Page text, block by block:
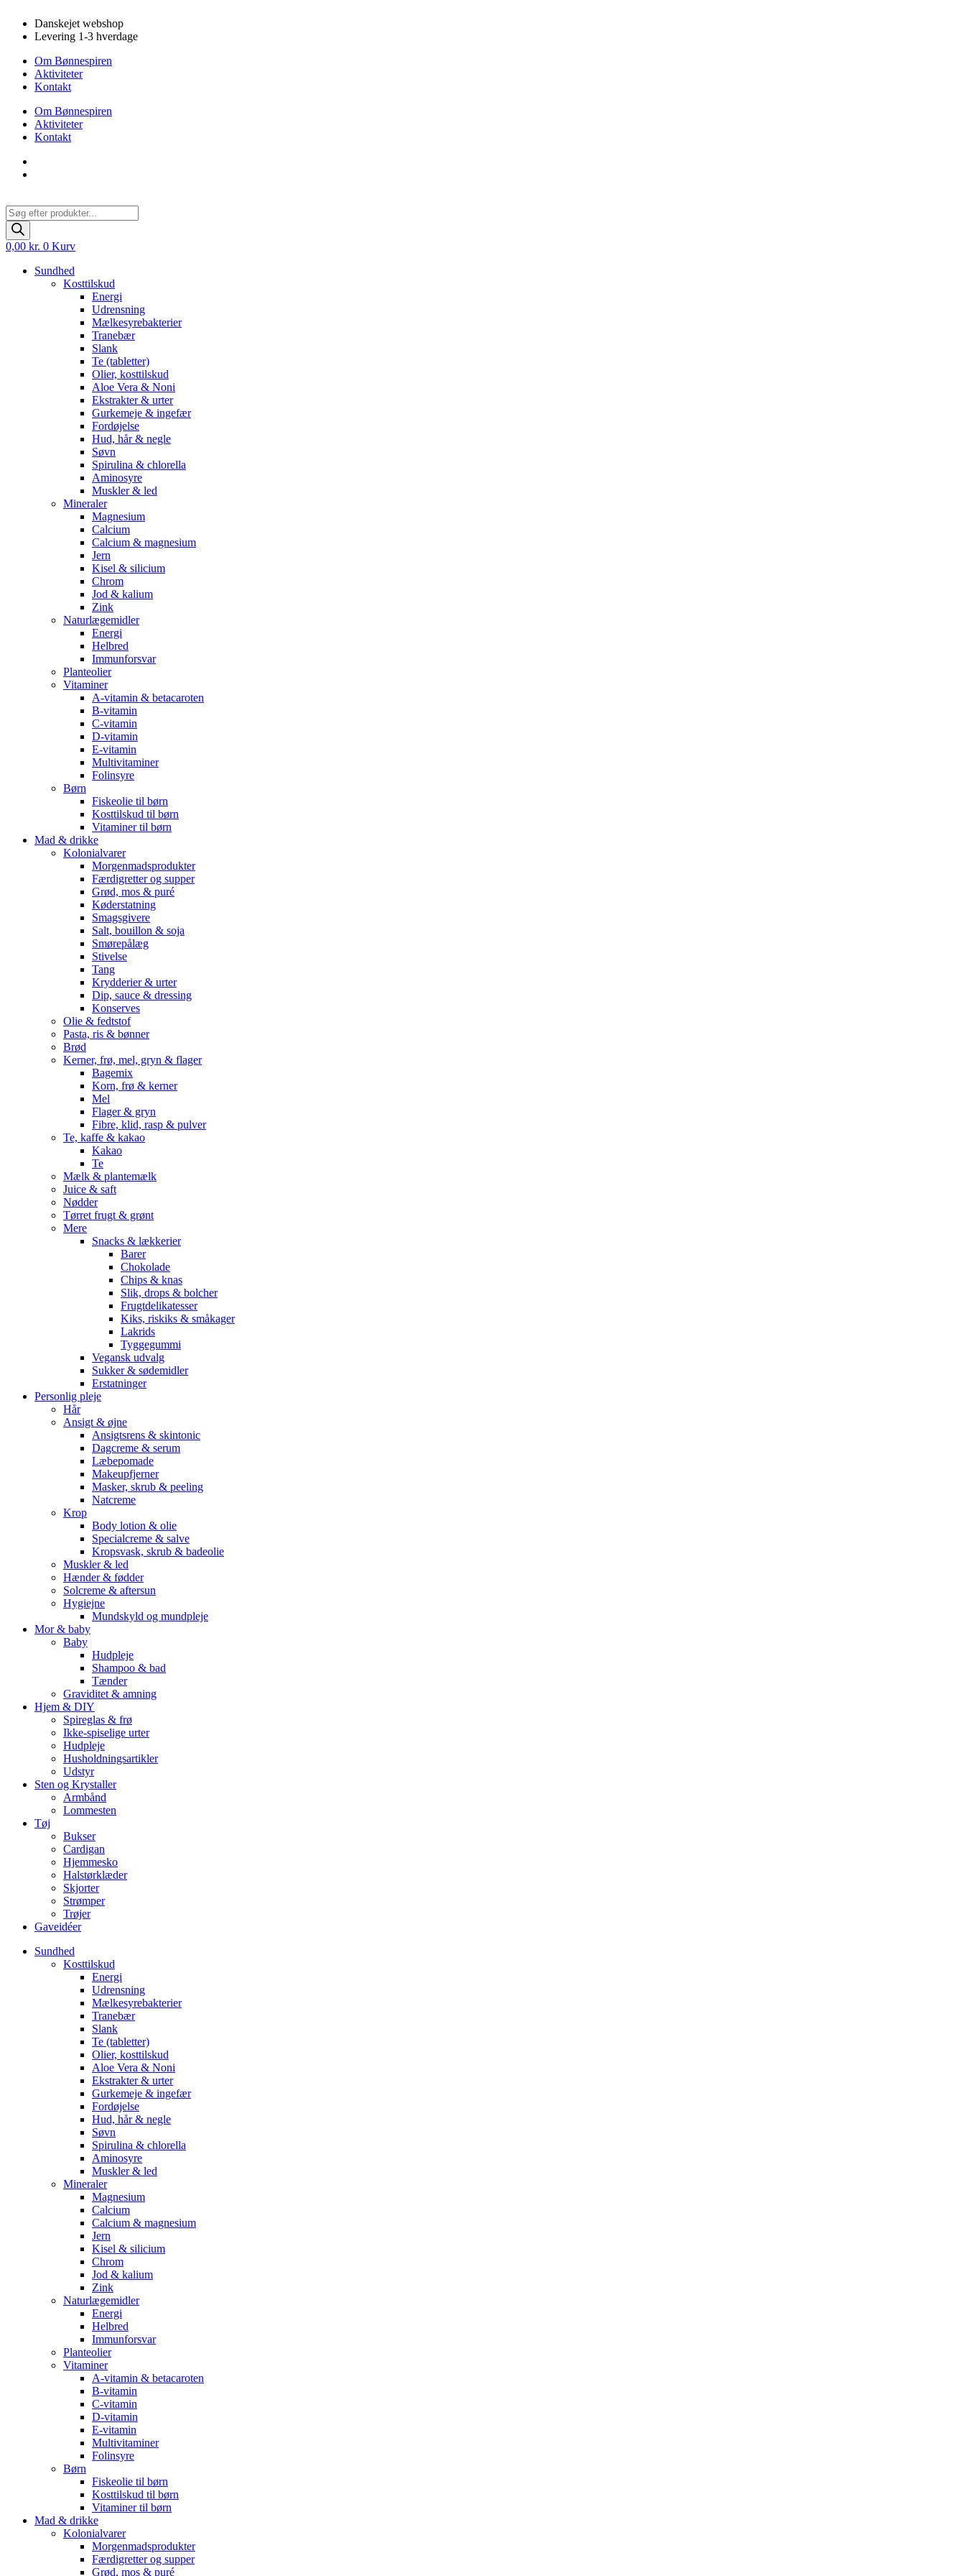
indhold
Danskejet webshop
Levering 1-3 hverdage
Om Bønnespiren
Aktiviteter
Kontakt
Om Bønnespiren
Aktiviteter
Kontakt
Products
search
0,00 kr. 0 Kurv
Sundhed
Kosttilskud
Energi
Udrensning
Mælkesyrebakterier
Tranebær
Slank
Te (tabletter)
Olier, kosttilskud
Aloe Vera & Noni
Ekstrakter & urter
Gurkemeje & ingefær
Fordøjelse
Hud, hår & negle
Søvn
Spirulina & chlorella
Aminosyre
Muskler & led
Mineraler
Magnesium
Calcium
Calcium & magnesium
Jern
Kisel & silicium
Chrom
Jod & kalium
Zink
Naturlægemidler
Energi
Helbred
Immunforsvar
Planteolier
Vitaminer
A-vitamin & betacaroten
B-vitamin
C-vitamin
D-vitamin
E-vitamin
Multivitaminer
Folinsyre
Børn
Fiskeolie til børn
Kosttilskud til børn
Vitaminer til børn
Mad & drikke
Kolonialvarer
Morgenmadsprodukter
Færdigretter og supper
Grød, mos & puré
Køderstatning
Smagsgivere
Salt, bouillon & soja
Smørepålæg
Stivelse
Tang
Krydderier & urter
Dip, sauce & dressing
Konserves
Olie & fedtstof
Pasta, ris & bønner
Brød
Kerner, frø, mel, gryn & flager
Bagemix
Korn, frø & kerner
Mel
Flager & gryn
Fibre, klid, rasp & pulver
Te, kaffe & kakao
Kakao
Te
Mælk & plantemælk
Juice & saft
Nødder
Tørret frugt & grønt
Mere
Snacks & lækkerier
Barer
Chokolade
Chips & knas
Slik, drops & bolcher
Frugtdelikatesser
Kiks, riskiks & småkager
Lakrids
Tyggegummi
Vegansk udvalg
Sukker & sødemidler
Erstatninger
Personlig pleje
Hår
Ansigt & øjne
Ansigtsrens & skintonic
Dagcreme & serum
Læbepomade
Makeupfjerner
Masker, skrub & peeling
Natcreme
Krop
Body lotion & olie
Specialcreme & salve
Kropsvask, skrub & badeolie
Muskler & led
Hænder & fødder
Solcreme & aftersun
Hygiejne
Mundskyld og mundpleje
Mor & baby
Baby
Hudpleje
Shampoo & bad
Tænder
Graviditet & amning
Hjem & DIY
Spireglas & frø
Ikke-spiselige urter
Hudpleje
Husholdningsartikler
Udstyr
Sten og Krystaller
Armbånd
Lommesten
Tøj
Bukser
Cardigan
Hjemmesko
Halstørklæder
Skjorter
Strømper
Trøjer
Gaveidéer
Sundhed
Kosttilskud
Energi
Udrensning
Mælkesyrebakterier
Tranebær
Slank
Te (tabletter)
Olier, kosttilskud
Aloe Vera & Noni
Ekstrakter & urter
Gurkemeje & ingefær
Fordøjelse
Hud, hår & negle
Søvn
Spirulina & chlorella
Aminosyre
Muskler & led
Mineraler
Magnesium
Calcium
Calcium & magnesium
Jern
Kisel & silicium
Chrom
Jod & kalium
Zink
Naturlægemidler
Energi
Helbred
Immunforsvar
Planteolier
Vitaminer
A-vitamin & betacaroten
B-vitamin
C-vitamin
D-vitamin
E-vitamin
Multivitaminer
Folinsyre
Børn
Fiskeolie til børn
Kosttilskud til børn
Vitaminer til børn
Mad & drikke
Kolonialvarer
Morgenmadsprodukter
Færdigretter og supper
Grød, mos & puré